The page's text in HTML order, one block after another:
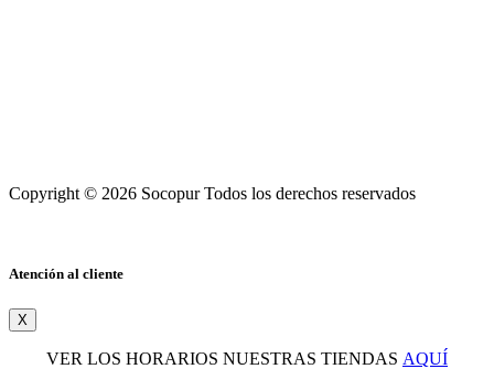
Copyright © 2026 Socopur Todos los derechos reservados
Atención al cliente
X
VER LOS HORARIOS NUESTRAS TIENDAS AQUÍ